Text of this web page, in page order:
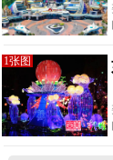
1张图